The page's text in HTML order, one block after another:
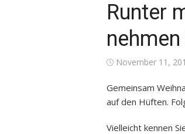
Runter
Posted
November 11,
Gemeinsam
auf den Hüften.
Vielleicht kennen